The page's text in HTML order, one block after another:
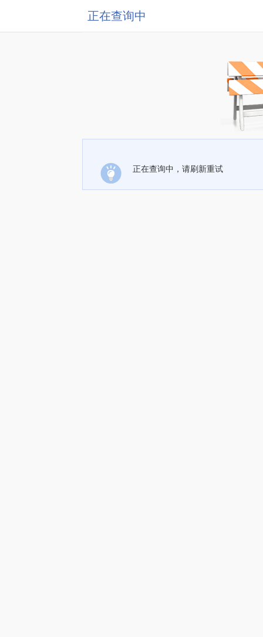
正在查询中
正在查询中，请刷新重试